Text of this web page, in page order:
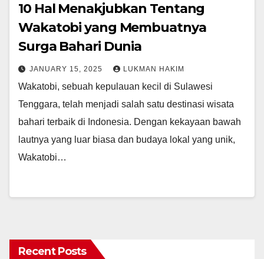
10 Hal Menakjubkan Tentang
Wakatobi yang Membuatnya
Surga Bahari Dunia
JANUARY 15, 2025 LUKMAN HAKIM
Wakatobi, sebuah kepulauan kecil di Sulawesi
Tenggara, telah menjadi salah satu destinasi wisata
bahari terbaik di Indonesia. Dengan kekayaan bawah
lautnya yang luar biasa dan budaya lokal yang unik,
Wakatobi…
Recent Posts